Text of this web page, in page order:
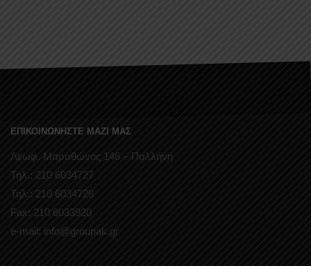
ΕΠΙΚΟΙΝΩΝΗΣΤΕ ΜΑΖΙ ΜΑΣ
Λεωφ. Μαραθώνος 146 – Παλλήνη
Τηλ.: 210 6034727
Τηλ.: 210 6034728
Fax: 210 6033920
e-mail: info@groupak.gr